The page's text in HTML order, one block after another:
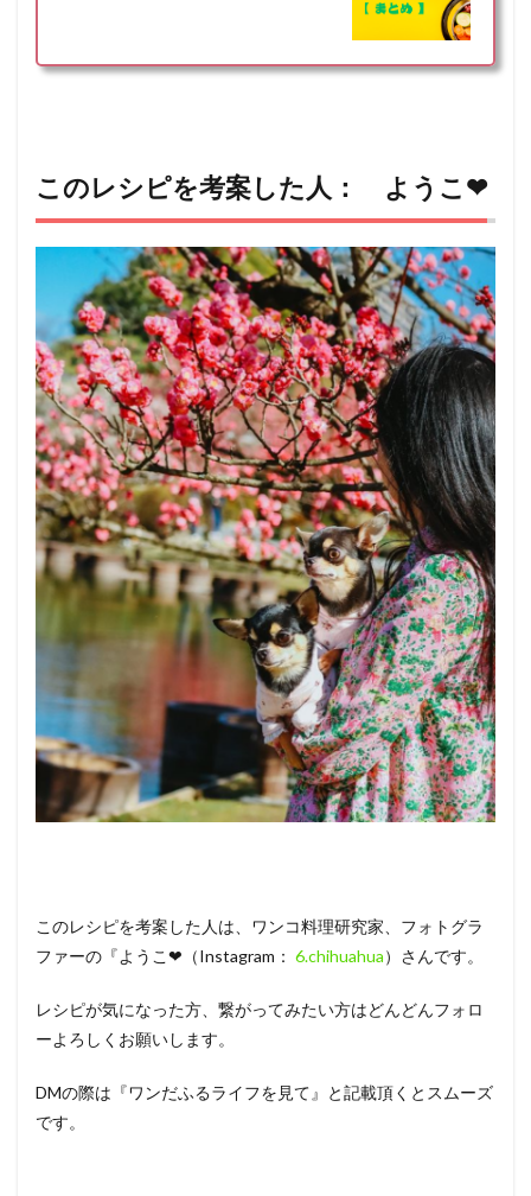
このレシピを考案した人： ようこ❤
このレシピを考案した人は、ワンコ料理研究家、フォトグラ
ファーの『ようこ❤（Instagram： 6.chihuahua）さんです。
レシピが気になった方、繋がってみたい方はどんどんフォロ
ーよろしくお願いします。
DMの際は『ワンだふるライフを見て』と記載頂くとスムーズ
です。